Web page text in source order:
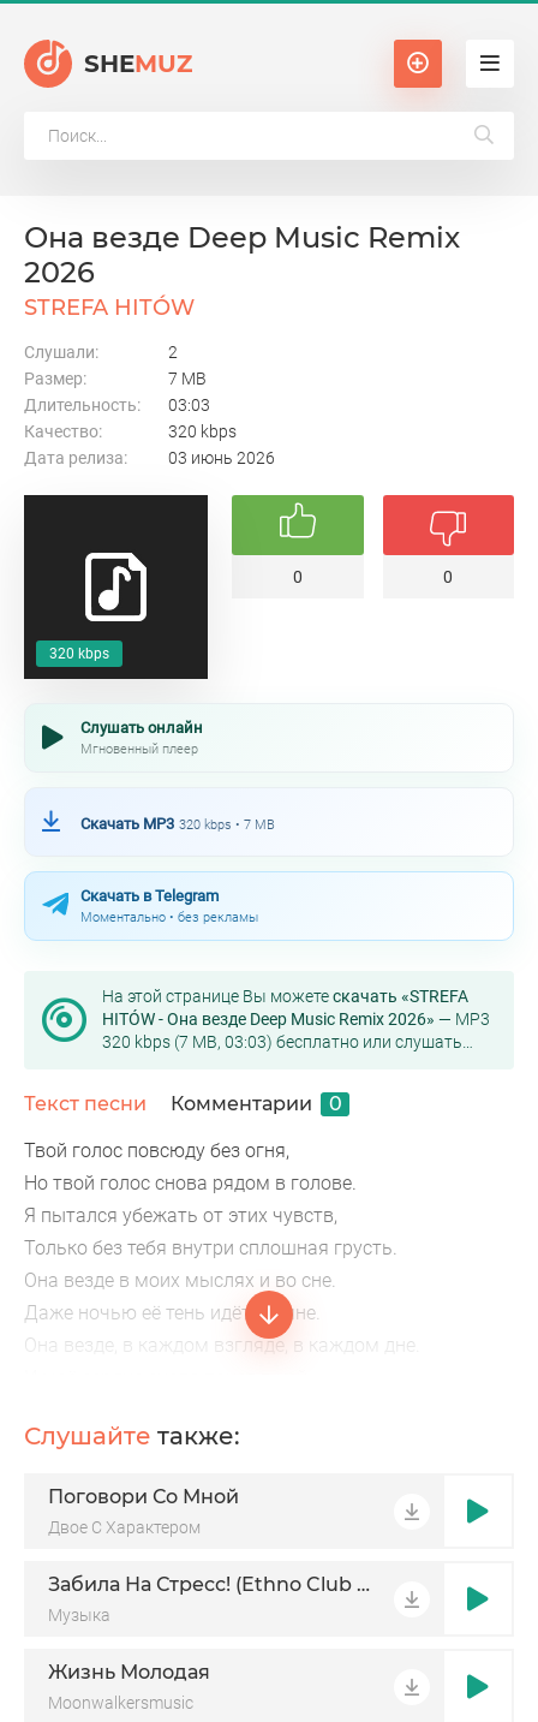
SHEMUZ
320 kbps
Она везде Deep Music Remix
2026
STREFA HITÓW
Слушали:
2
Размер:
7 MB
Длительность:
03:03
Качество:
320 kbps
Дата релиза:
03 июнь 2026
0 0
Слушать онлайн
Мгновенный плеер
Скачать MP3 320 kbps • 7 MB
Скачать в Telegram
Моментально • без рекламы
На этой странице Вы можетескачать «STREFA
HITÓW - Она везде Deep Music Remix 2026» — MP3
320 kbps (7 MB, 03:03) бесплатно или слушать
Текст песни Комментарии 0
Твой голос повсюду без огня,
Но твой голос снова рядом в голове.
Я пытался убежать от этих чувств,
Только без тебя внутри сплошная грусть.
Она везде в моих мыслях и во сне.
Даже ночью её тень идёт ко мне.
Она везде, в каждом взгляде, в каждом дне.
Я оставила во мне опасный шрам.
Слушайте также:
Поговори Со Мной
Двое С Характером
Забила На Стресс! (Ethno Club Mix)
Музыка
Жизнь Молодая
Moonwalkersmusic